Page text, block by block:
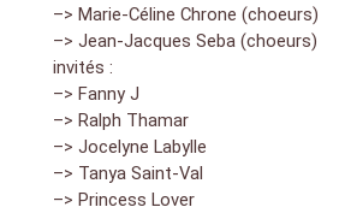
–> Marie-Céline Chrone (choeurs)
–> Jean-Jacques Seba (choeurs)
invités :
–> Fanny J
–> Ralph Thamar
–> Jocelyne Labylle
–> Tanya Saint-Val
–> Princess Lover